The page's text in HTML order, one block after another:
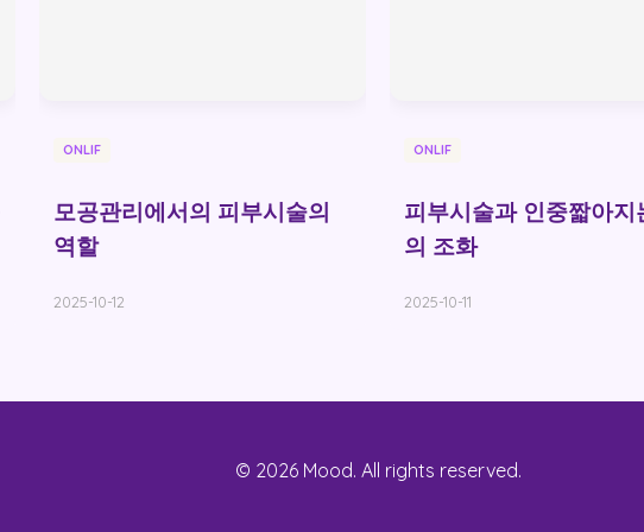
ONLIF
모공관리에서의 피부시술의
역할
2025-10-12
ONLIF
피부시술과 인중짧아지
의 조화
2025-10-11
© 2026 Mood. All rights reserved.